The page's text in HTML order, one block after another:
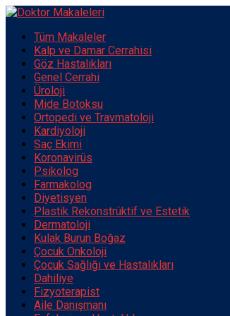
Tüm Makaleler
Kalp ve Damar Cerrahisi
Göz Hastalıkları
Genel Cerrahi
Üroloji
Mide Botoksu
Ortopedi ve Travmatoloji
Kardiyoloji
Saç Ekimi
Koronavirüs
Psikolog
Farmakolog
Diyetisyen
Plastik Rekonstrüktif ve Estetik
Dermatoloji
Kulak Burun Boğaz
Çocuk Onkoloji
Çocuk Sağlığı ve Hastalıkları
Dahiliye
Fizyoterapist
Aile Danışmanı